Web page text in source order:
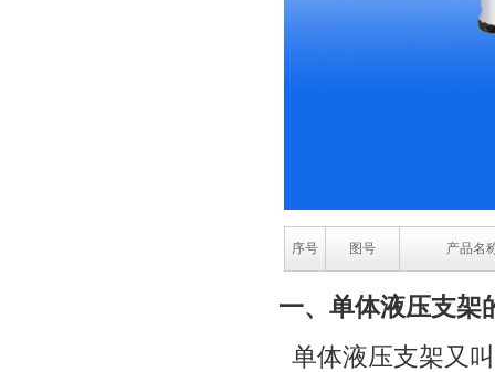
序号 图号 产品名
一、单体液压支架
单体液压支架又